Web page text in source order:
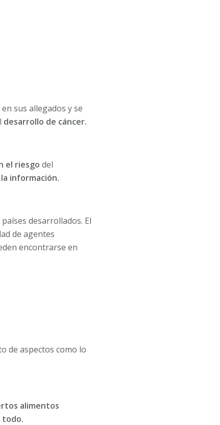
sus allegados y se
desarrollo de cáncer.
el riesgo del
información.
desarrollados. El
de agentes
encontrarse en
de aspectos como lo
alimentos
todo.